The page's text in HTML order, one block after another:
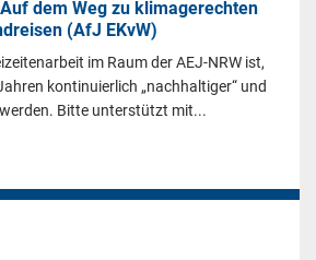
dem Weg zu klimagerechten
(AfJ EKvW)
im Raum der AEJ-NRW ist,
kontinuierlich „nachhaltiger“ und
Bitte unterstützt mit...